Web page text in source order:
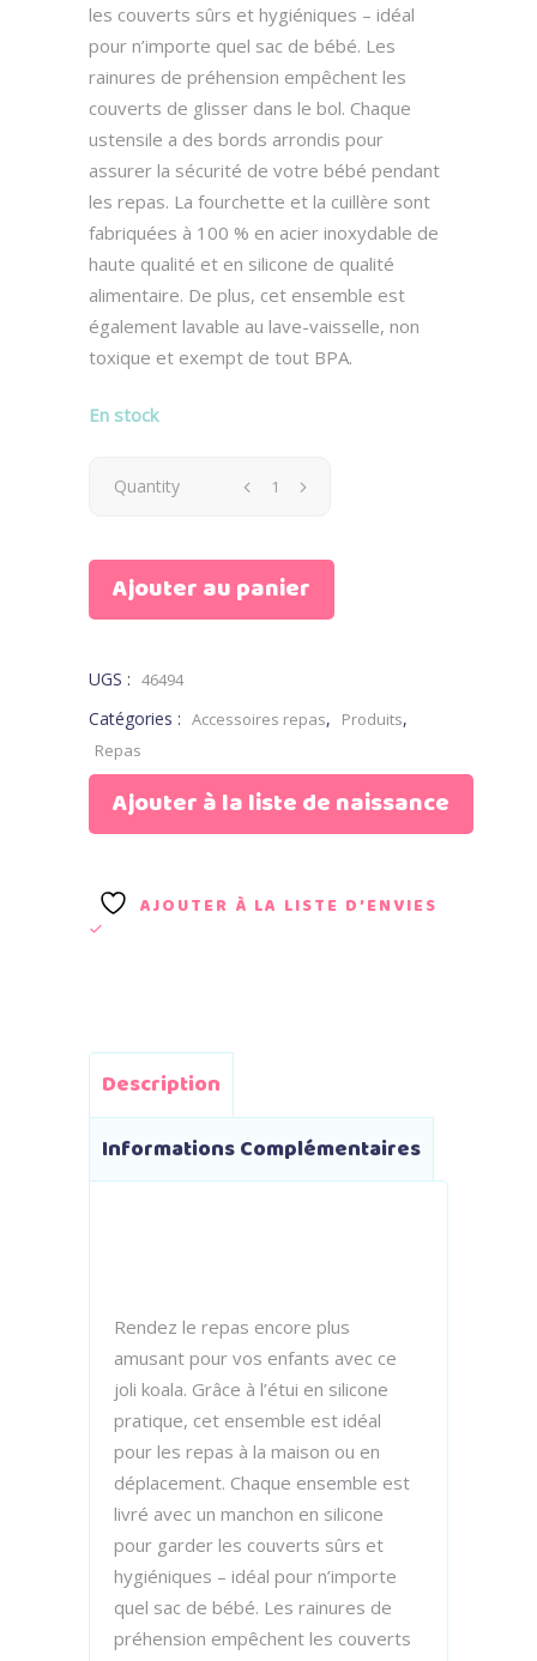
les couverts sûrs et hygiéniques – idéal
pour n’importe quel sac de bébé. Les
rainures de préhension empêchent les
couverts de glisser dans le bol. Chaque
ustensile a des bords arrondis pour
assurer la sécurité de votre bébé pendant
les repas. La fourchette et la cuillère sont
fabriquées à 100 % en acier inoxydable de
haute qualité et en silicone de qualité
alimentaire. De plus, cet ensemble est
également lavable au lave-vaisselle, non
toxique et exempt de tout BPA.
En stock
Quantity
Ajouter au panier
UGS : 46494
Catégories : Accessoires repas, Produits,
Repas
Ajouter à la liste de naissance
AJOUTER À LA LISTE D’ENVIES
Description
Informations Complémentaires
Rendez le repas encore plus
amusant pour vos enfants avec ce
joli koala. Grâce à l’étui en silicone
pratique, cet ensemble est idéal
pour les repas à la maison ou en
déplacement. Chaque ensemble est
livré avec un manchon en silicone
pour garder les couverts sûrs et
hygiéniques – idéal pour n’importe
quel sac de bébé. Les rainures de
préhension empêchent les couverts